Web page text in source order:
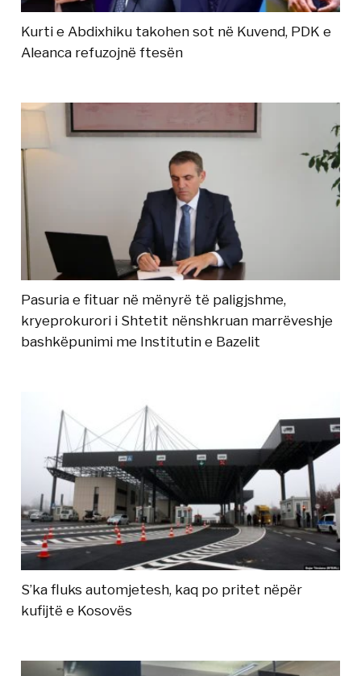
Kurti e Abdixhiku takohen sot në Kuvend, PDK e
Aleanca refuzojnë ftesën
Pasuria e fituar në mënyrë të paligjshme,
kryeprokurori i Shtetit nënshkruan marrëveshje
bashkëpunimi me Institutin e Bazelit
S’ka fluks automjetesh, kaq po pritet nëpër
kufijtë e Kosovës